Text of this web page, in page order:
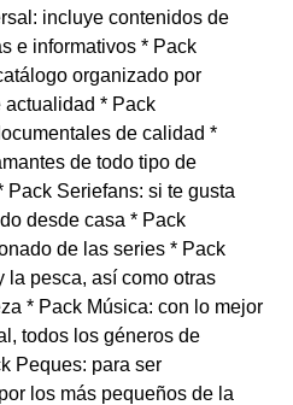
incluye contenidos de
e informativos * Pack
organizado por
actualidad * Pack
de calidad *
de todo tipo de
Seriefans: si te gusta
desde casa * Pack
de las series * Pack
la pesca, así como otras
* Pack Música: con lo mejor
todos los géneros de
Peques: para ser
los más pequeños de la